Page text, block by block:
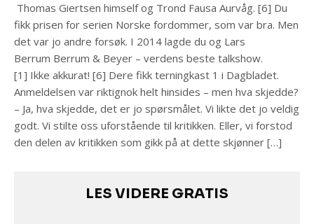
Thomas Giertsen himself og Trond Fausa Aurvåg. [6] Du
fikk prisen for serien Norske fordommer, som var bra. Men
det var jo andre forsøk. I 2014 lagde du og Lars
Berrum Berrum & Beyer – verdens beste talkshow.
[1] Ikke akkurat! [6] Dere fikk terningkast 1 i Dagbladet.
Anmeldelsen var riktignok helt hinsides – men hva skjedde?
– Ja, hva skjedde, det er jo spørsmålet. Vi likte det jo veldig
godt. Vi stilte oss uforstående til kritikken. Eller, vi forstod
den delen av kritikken som gikk på at dette skjønner […]
LES VIDERE GRATIS